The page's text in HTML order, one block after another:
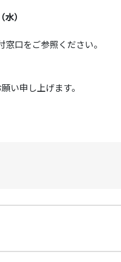
）
口をご参照ください。
い申し上げます。